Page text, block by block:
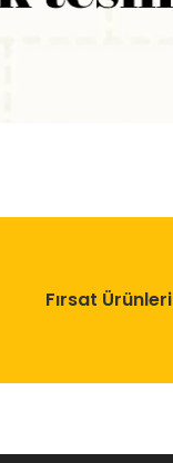
Fırsat Ürünleri